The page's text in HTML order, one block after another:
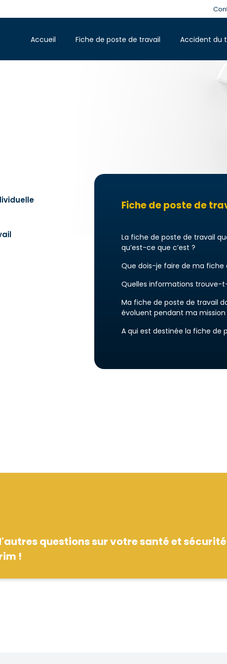
Accueil Fiche de poste de travail Accident du
Fiche de poste de
La fiche de poste de travail
qu’est-ce que c’est ?
Que dois-je faire de ma fiche
Quelles informations trouve-
Ma fiche de poste de travail
évoluent pendant ma
A qui est destinée la fiche de
questions sur votre santé et
!